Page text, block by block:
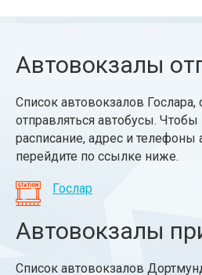
Автовокзалы
Список автовокзалов Гослара,
отправляться автобусы. Чтобы
расписание, адрес и телефоны
перейдите по ссылке ниже.
Гослар
Автовокзалы
Список автовокзалов